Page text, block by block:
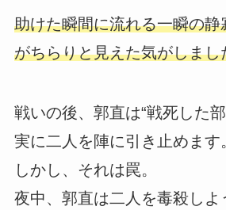
助けた瞬間に流れる一瞬の
がちらりと見えた気がしまし
戦いの後、郭直は“戦死した
実に二人を陣に引き止めます
しかし、それは罠。
夜中、郭直は二人を毒殺しよ